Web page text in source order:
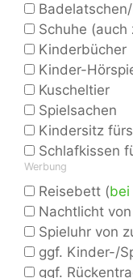
Schuhe (auch
Kinderbücher
Kinder-
Kuscheltier
Spielsachen
Kindersitz
Schlafkissen
Werbung
Reisebett (bei
Nachtlicht
Spieluhr von
ggf. Kinder-/
ggf.